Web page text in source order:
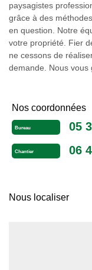
paysagistes
grâce à des
en question. Notre
votre propriété. Fier
ne cessons de
demande. Nous vous
Nos coordonnées
Bureau 05
Chantier 06
Nous localiser